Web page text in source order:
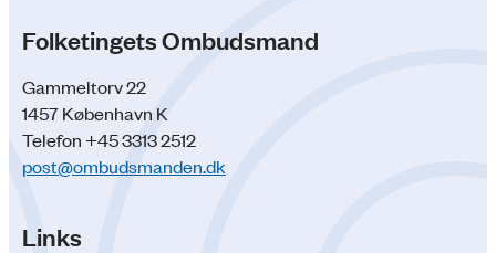
Folketingets Ombudsmand
Gammeltorv 22
1457 København K
Telefon +45 3313 2512
post@ombudsmanden.dk
Links